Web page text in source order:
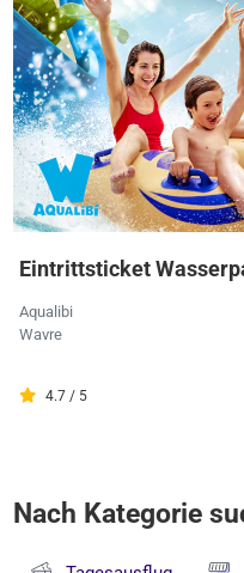
Eintrittsticket
Aqualibi
Wavre
4.7 / 5
Nach Kategorie